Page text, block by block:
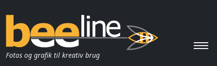
Fotos og grafik til kreativ brug